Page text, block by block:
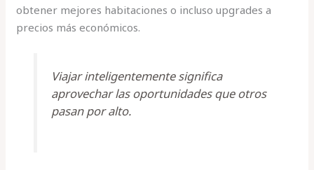
obtener mejores habitaciones o incluso upgrades a
precios más económicos.
Viajar inteligentemente significa
aprovechar las oportunidades que otros
pasan por alto.